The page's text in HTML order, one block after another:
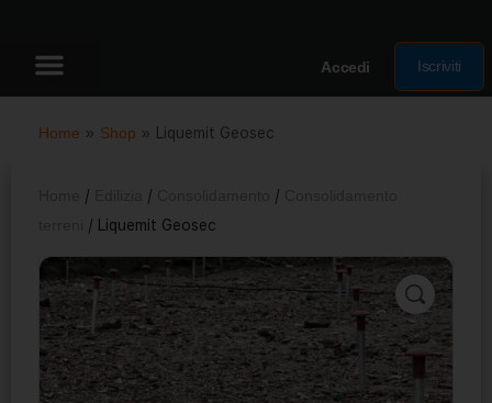
Accedi Iscriviti
Home » Shop » Liquemit Geosec
/ / /
/ Liquemit Geosec